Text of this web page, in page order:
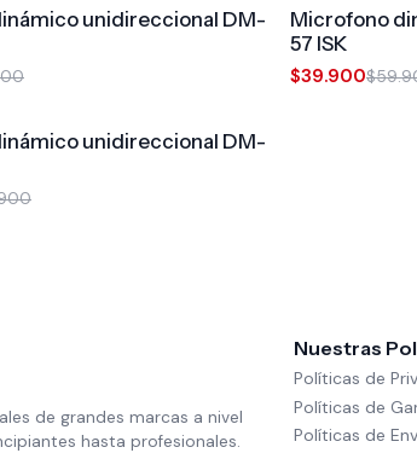
unidireccional DM-
Microfono
57 ISK
$39.900
unidireccional DM-
de grandes marcas a nivel
hasta profesionales.
Nuestras
Políticas de
Políticas de
Políticas de